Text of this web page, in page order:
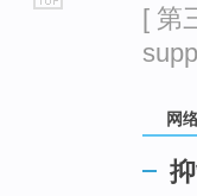
[ 第
网